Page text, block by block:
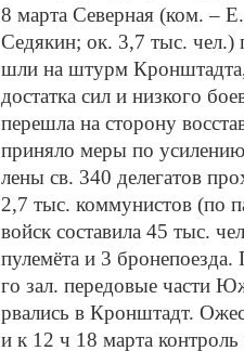
8 мар­та Се­вер­ная (ком. –
Се­дя­кин; ок. 3,7 тыс.
шли на штурм
дос­тат­ка сил и низ­ко­го
пе­ре­шла на сто­ро­ну
при­ня­ло ме­ры по
ле­ны св. 340 де­ле­га­тов
2,7 тыс. ком­му­ни­стов (по
войск со­ста­ви­ла 45 тыс.
пу­ле­мё­та и 3
го зал. пе­ре­до­вые час­ти
рва­лись в Крон­штадт.
и к 12 ч 18 мар­та